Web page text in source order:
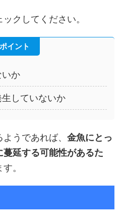
クしてください。
イント
か
していないか
うであれば、 金魚にとっ
延する可能性があるた
。